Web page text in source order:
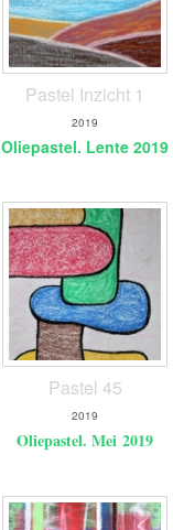
Pastel Inzicht 1
2019
Oliepastel. Lente 2019
Pastel 45
2019
Oliepastel. Mei 2019